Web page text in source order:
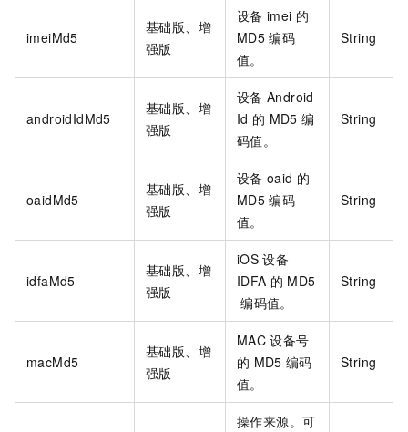
imeiMd5
基础版、增
强版
设备 imei 的
MD5 编码
值。
String
androidIdMd5
基础版、增
强版
设备 Android
Id 的 MD5 编
码值。
String
oaidMd5
基础版、增
强版
设备 oaid 的
MD5 编码
值。
String
idfaMd5
基础版、增
强版
iOS 设备
IDFA 的 MD5
编码值。
String
macMd5
基础版、增
强版
MAC 设备号
的 MD5 编码
值。
String
操作来源。可